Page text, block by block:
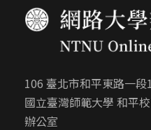
106 臺北市和平東路一段
國立臺灣師範大學 和平
辦公室